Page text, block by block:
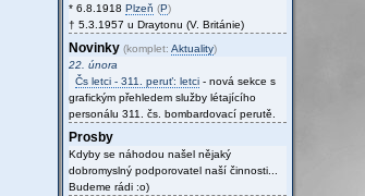
* 6.8.1918 Plzeň (P)
† 5.3.1957 u Draytonu (V. Británie)
Novinky (komplet: Aktuality)
22. února
Čs letci - 311. peruť: letci - nová sekce s
grafickým přehledem služby létajícího
personálu 311. čs. bombardovací perutě.
Prosby
Kdyby se náhodou našel nějaký
dobromyslný podporovatel naší činnosti...
Budeme rádi :o)